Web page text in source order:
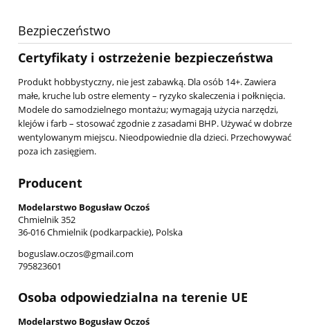
Bezpieczeństwo
Certyfikaty i ostrzeżenie bezpieczeństwa
Produkt hobbystyczny, nie jest zabawką. Dla osób 14+. Zawiera
małe, kruche lub ostre elementy – ryzyko skaleczenia i połknięcia.
Modele do samodzielnego montażu; wymagają użycia narzędzi,
klejów i farb – stosować zgodnie z zasadami BHP. Używać w dobrze
wentylowanym miejscu. Nieodpowiednie dla dzieci. Przechowywać
poza ich zasięgiem.
Producent
Modelarstwo Bogusław Oczoś
Chmielnik 352
36-016 Chmielnik (podkarpackie), Polska
boguslaw.oczos@gmail.com
795823601
Osoba odpowiedzialna na terenie UE
Modelarstwo Bogusław Oczoś